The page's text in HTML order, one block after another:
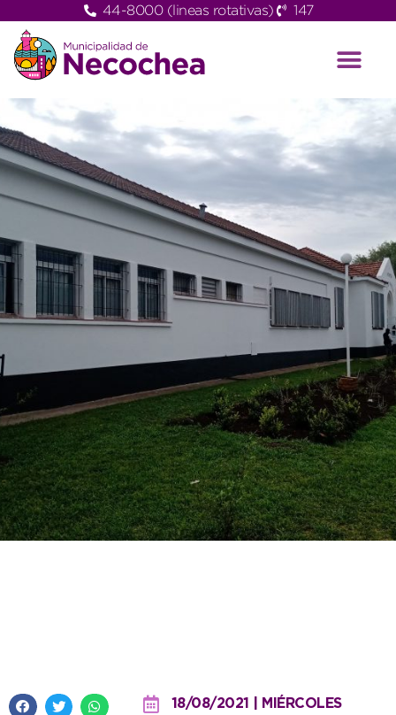
44-8000 (lineas rotativas) 147
18/08/2021 | MIÉRCOLES